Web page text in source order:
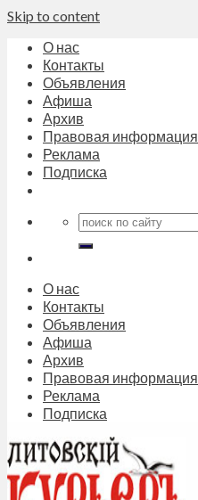
Skip to content
О нас
Контакты
Объявления
Афиша
Архив
Правовая информация
Реклама
Подписка
О нас
Контакты
Объявления
Афиша
Архив
Правовая информация
Реклама
Подписка